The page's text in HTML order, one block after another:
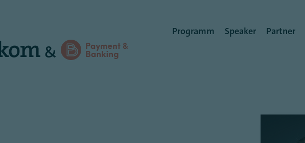
&
Benutzermenü
Programm Speaker Partner